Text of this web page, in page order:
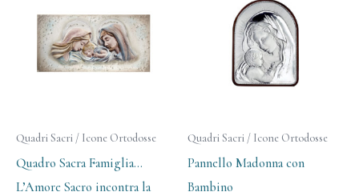
Quadri Sacri / Icone Ortodosse
Quadro Sacra Famiglia…
L’Amore Sacro incontra la
Quadri Sacri / Icone Ortodosse
Pannello Madonna con
Bambino